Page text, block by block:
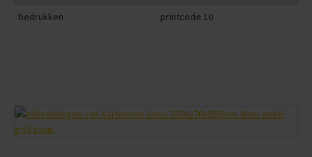
bedrukken
printcode 10